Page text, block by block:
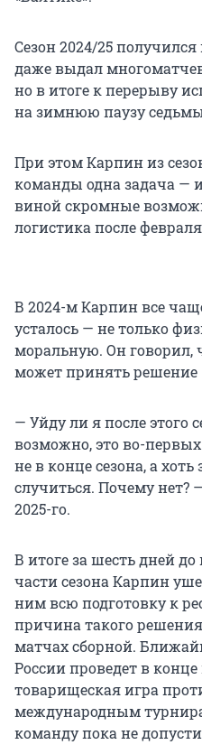
Сезон 2024/25
даже выдал
но в итоге к перерыву
на зимнюю паузу
При этом Карпин из
команды одна задача —
виной скромные
логистика после
В 2024-м Карпин все
усталось — не только
моральную. Он говорил,
может принять решение
— Уйду ли я после этого
возможно, это во-
не в конце сезона, а
случиться. Почему нет?
2025-го.
В итоге за шесть дней
части сезона Карпин
ним всю подготовку к
причина такого
матчах сборной.
России проведет в
товарищеская игра
международным
команду пока не